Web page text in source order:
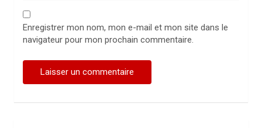
Enregistrer mon nom, mon e-mail et mon site dans le
navigateur pour mon prochain commentaire.